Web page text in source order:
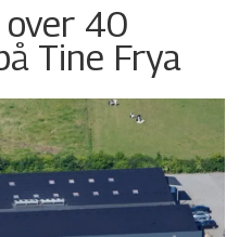
40
Tine Frya